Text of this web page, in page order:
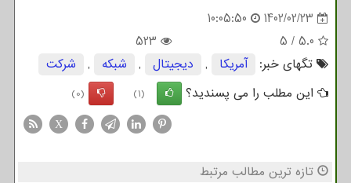
1402/02/23
10:05:50
5.0
/
5
523
تگهای خبر:
آمریكا , دیجیتال , شبكه ,
شركت
این مطلب را می پسندید؟
(1)
(0)
X
تازه ترین مطالب مرتبط